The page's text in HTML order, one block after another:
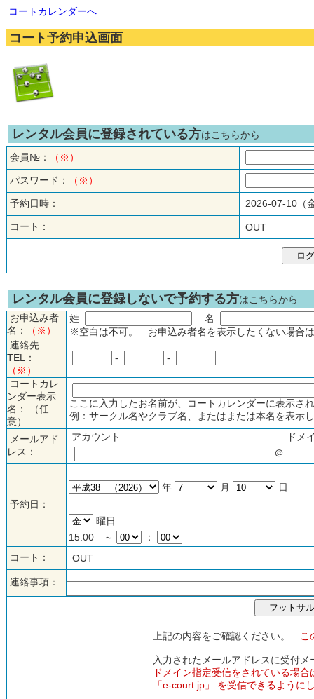
コートカレンダーへ
コート予約申込画面
レンタル会員に登録されている方はこちらから
会員№：
（※）
パスワード： （※）
予約日時： 2026-07-10
コート： OUT
レンタル会員に登録しないで予約する方はこちらから
お申込み者
名：
（※）
姓
名
※空白は不可。 お申込み者名を表示したくない場合
連絡先
TEL：
（※）
- -
コートカレ
ンダー表示
名： （任
意）
ここに入力したお名前が、コートカレンダーに表示
例：サークル名やクラブ名、またはまたは本名を表示
メールアド
レス：
アカウント
ドメ
＠
予約日：
年 月 日
曜日
15:00 ～
：
コート：
OUT
連絡事項：
上記の内容をご確認ください。 こ
入力されたメールアドレスに受付
ドメイン指定受信をされている場合
「e-court.jp」 を受信できるように